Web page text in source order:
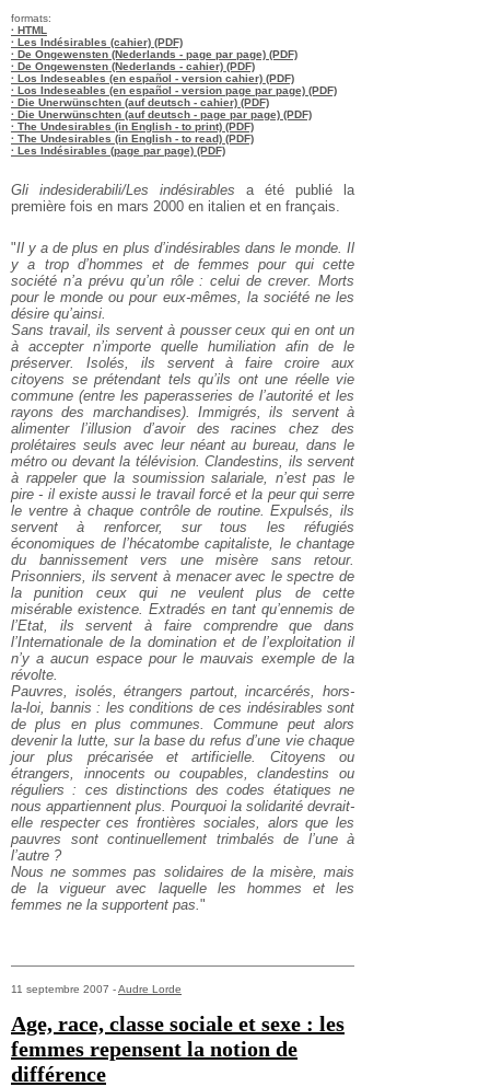
formats:
· HTML
· Les Indésirables (cahier) (PDF)
· De Ongewensten (Nederlands - page par page) (PDF)
· De Ongewensten (Nederlands - cahier) (PDF)
· Los Indeseables (en español - version cahier) (PDF)
· Los Indeseables (en español - version page par page) (PDF)
· Die Unerwünschten (auf deutsch - cahier) (PDF)
· Die Unerwünschten (auf deutsch - page par page) (PDF)
· The Undesirables (in English - to print) (PDF)
· The Undesirables (in English - to read) (PDF)
· Les Indésirables (page par page) (PDF)
Gli indesiderabili/Les indésirables a été publié la
première fois en mars 2000 en italien et en français.
"Il y a de plus en plus d’indésirables dans le monde. Il
y a trop d’hommes et de femmes pour qui cette
société n’a prévu qu’un rôle : celui de crever. Morts
pour le monde ou pour eux-mêmes, la société ne les
désire qu’ainsi.
Sans travail, ils servent à pousser ceux qui en ont un
à accepter n’importe quelle humiliation afin de le
préserver. Isolés, ils servent à faire croire aux
citoyens se prétendant tels qu’ils ont une réelle vie
commune (entre les paperasseries de l’autorité et les
rayons des marchandises). Immigrés, ils servent à
alimenter l’illusion d’avoir des racines chez des
prolétaires seuls avec leur néant au bureau, dans le
métro ou devant la télévision. Clandestins, ils servent
à rappeler que la soumission salariale, n’est pas le
pire - il existe aussi le travail forcé et la peur qui serre
le ventre à chaque contrôle de routine. Expulsés, ils
servent à renforcer, sur tous les réfugiés
économiques de l’hécatombe capitaliste, le chantage
du bannissement vers une misère sans retour.
Prisonniers, ils servent à menacer avec le spectre de
la punition ceux qui ne veulent plus de cette
misérable existence. Extradés en tant qu’ennemis de
l’Etat, ils servent à faire comprendre que dans
l’Internationale de la domination et de l’exploitation il
n’y a aucun espace pour le mauvais exemple de la
révolte.
Pauvres, isolés, étrangers partout, incarcérés, hors-
la-loi, bannis : les conditions de ces indésirables sont
de plus en plus communes. Commune peut alors
devenir la lutte, sur la base du refus d’une vie chaque
jour plus précarisée et artificielle. Citoyens ou
étrangers, innocents ou coupables, clandestins ou
réguliers : ces distinctions des codes étatiques ne
nous appartiennent plus. Pourquoi la solidarité devrait-
elle respecter ces frontières sociales, alors que les
pauvres sont continuellement trimbalés de l’une à
l’autre ?
Nous ne sommes pas solidaires de la misère, mais
de la vigueur avec laquelle les hommes et les
femmes ne la supportent pas."
11 septembre 2007 -Audre Lorde
Age, race, classe sociale et sexe : les
femmes repensent la notion de
différence